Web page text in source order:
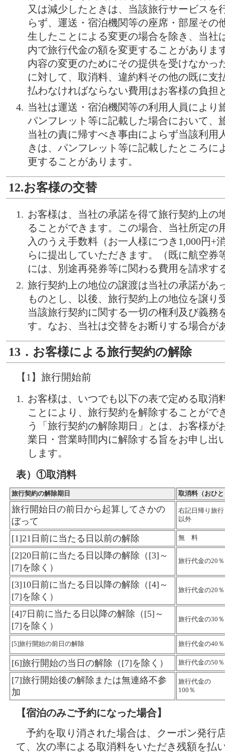
又は減少したときは、当該旅行サービスを
らず、運送・宿泊機関等の座席・部屋その
生したことによる変更の場合を除き、当社
内で旅行代金の額を変更することがありま
内容の変更のためにその提供を受けなかっ
に対して、取消料、違約料その他の既に支
払わなければならない費用はお客様の負担
当社は運送・宿泊機関等の利用人員により
パンフレット等に記載した場合において、
当社の責に帰すべき事由によらず当該利用
きは、パンフレット等に記載したところに
更することがあります。
12.お客様の交替
お客様は、当社の承諾を得て旅行契約上の
ることができます。この場合、当社所定の
入のうえ手数料（お一人様につき1,000円+
らに提出していただきます。（既に航空券
には、別途再発券等に関わる費用を請求す
旅行契約上の地位の譲渡は当社の承諾があ
ものとし、以後、旅行契約上の地位を譲り
当該旅行契約に関する一切の権利及び義務
す。なお、当社は交替をお断りする場合が
13．お客様による旅行契約の解除
【1】旅行開始前
お客様は、いつでも以下の表で定める取消
ことにより、旅行契約を解除することがで
う「旅行契約の解除期日」とは、お客様が
業日・営業時間内に解除する旨をお申し出
します。
表）①取消料
旅行契約の解除期日 取消料（おひ
旅行開始日の前日から起算してさかの
ぼって
右記日帰り旅行
以外
[1]21日前に当たる日以前の解除 無 料
[2]20日前に当たる日以降の解除（[3]～
[7]を除く）
旅行代金の20％
[3]10日前に当たる日以降の解除（[4]～
[7]を除く）
旅行代金の20％
[4]7日前に当たる日以降の解除（[5]～
[7]を除く）
旅行代金の30％
[5]旅行開始の前日の解除 旅行代金の40％
[6]旅行開始の当日の解除（[7]を除く） 旅行代金の50％
[7]旅行開始後の解除または無連絡不参
加
旅行代金の
100％
【宿泊のみご予約になった場合】
予約を取り消された場合は、クーポン発行
て、次の率による取消料をいただき残額を払